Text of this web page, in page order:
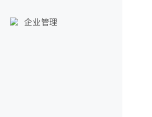
企业管理